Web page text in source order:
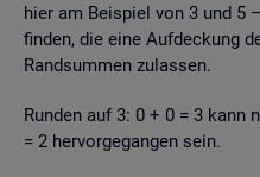
hier am Bei­spiel von 3 und 5
fin­den, die eine Auf­de­ckung
Rand­sum­men zu­las­sen.
Run­den auf 3: 0 + 0 = 3 kann
= 2 her­vor­ge­gan­gen sein.